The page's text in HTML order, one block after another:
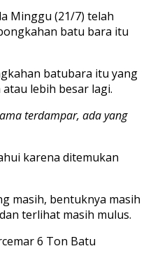
Minggu (21/7) telah
batu bara itu
batubara itu yang
lebih besar lagi.
terdampar, ada yang
karena ditemukan
masih, bentuknya masih
terlihat masih mulus.